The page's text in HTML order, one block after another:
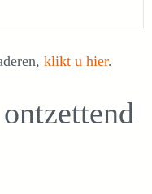
klikt u hier.